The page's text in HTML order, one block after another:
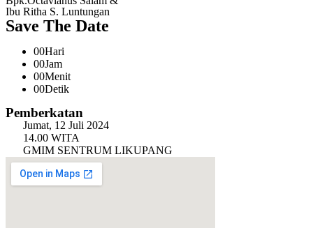
Ibu Ritha S. Luntungan
Save The Date
00Hari
00Jam
00Menit
00Detik
Pemberkatan
Jumat, 12 Juli 2024
14.00 WITA
GMIM SENTRUM LIKUPANG